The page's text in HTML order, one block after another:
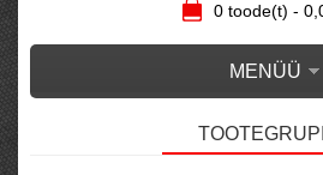
0toode(t) -
MENÜÜ